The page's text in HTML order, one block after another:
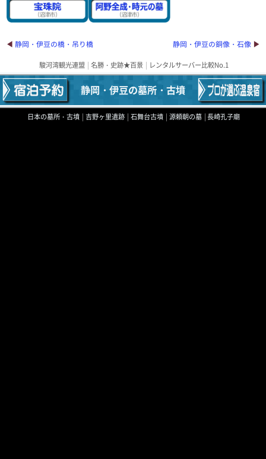
静岡・伊豆の橋・吊り橋 静岡・伊豆の銅像・石像
駿河湾観光連盟 名勝・史跡★百景 レンタルサーバー比較No.1
静岡・伊豆の墓所・古墳
日本の墓所・古墳 吉野ヶ里遺跡 石舞台古墳 源頼朝の墓 長崎孔子廟